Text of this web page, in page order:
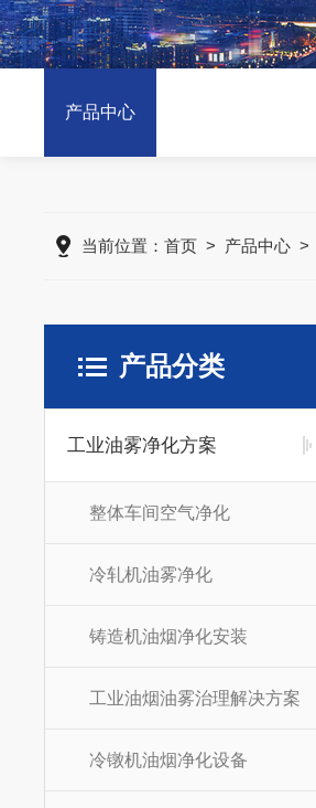
产品中心
当前位置：首页 > 产品中心 >
产品分类
工业油雾净化方案
整体车间空气净化
冷轧机油雾净化
铸造机油烟净化安装
工业油烟油雾治理解决方案
冷镦机油烟净化设备